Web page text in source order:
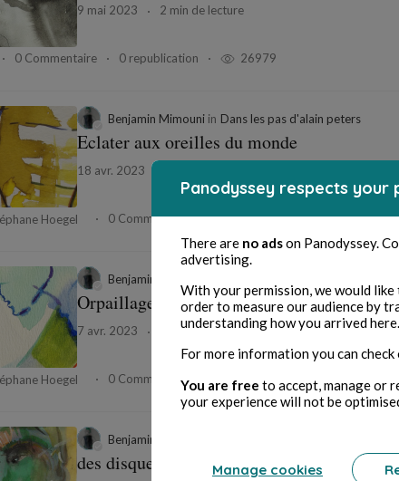
9 mai 2023 2 min de lecture
0 Commentaire 0 republication 26979
Benjamin Mimouni in Dans les pas d'alain peters
Eclater aux oreilles du monde
18 avr. 2023
Hoegel 0 Commentaire 0 republication 26368
Benjamin Mimouni
Orpaillage
7 avr. 2023 8 min de lecture
Hoegel 0 Commentaire 0 republication
Benjamin Mimouni
des disques et des dollars
Panodyssey respects your
There are no adson Panodyssey.
advertising.
With your permission, we would
order to measure our audience by
understanding how you arrived here.
For more information you can
You are free to accept, manage or
your experience will not be
Manage cookies